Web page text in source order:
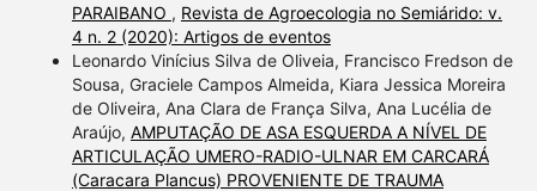
PARAIBANO , Revista de Agroecologia no Semiárido: v.
4 n. 2 (2020): Artigos de eventos
Leonardo Vinícius Silva de Oliveia, Francisco Fredson de
Sousa, Graciele Campos Almeida, Kiara Jessica Moreira
de Oliveira, Ana Clara de França Silva, Ana Lucélia de
Araújo, AMPUTAÇÃO DE ASA ESQUERDA A NÍVEL DE
ARTICULAÇÃO UMERO-RADIO-ULNAR EM CARCARÁ
(Caracara Plancus) PROVENIENTE DE TRAUMA